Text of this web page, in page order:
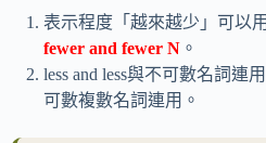
表示程度「越來越少」可以用
fewer and fewer N 。
less and less與不可數名詞連
可數複數名詞連用。